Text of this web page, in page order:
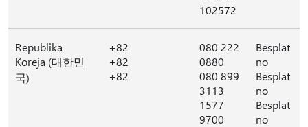
102572
Republika
Koreja (대한민
국)
+82
+82
+82
080 222
0880
080 899
3113
1577
9700
Besplat
no
Besplat
no
Besplat
no